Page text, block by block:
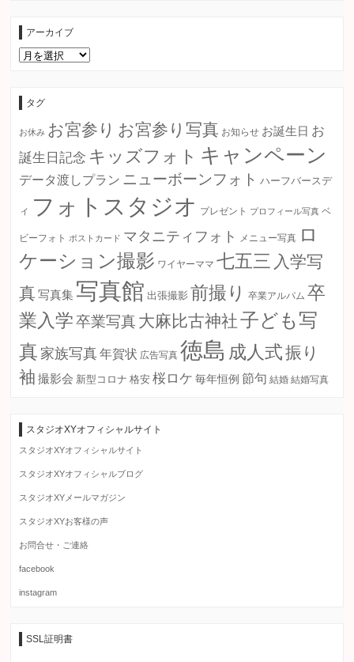
アーカイブ
ア
ー
タグ
お休み お宮参り お宮参り写真 お知らせ お誕生日 お
誕生日記念 キッズフォト キャンペーン
データ渡しプラン ニューボーンフォト ハーフバースデ
ィ フォトスタジオ プレゼント プロフィール写真 ベ
ビーフォト ポストカード マタニティフォト メニュー写真 ロ
ケーション撮影 ワイヤーママ 七五三 入学写
真 写真集 写真館 出張撮影 前撮り 卒業アルパム 卒
業入学 卒業写真大麻比古神社子ども写
真 家族写真年賀状 広告写真 徳島 成人式振り
袖 撮影会 新型コロナ 格安 桜ロケ 毎年恒例 節句 結婚 結婚写真
スタジオXYオフィシャルサイト
スタジオXYオフィシャルサイト
スタジオXYオフィシャルブログ
スタジオXYメールマガジン
スタジオXYお客様の声
お問合せ・ご連絡
facebook
instagram
SSL証明書